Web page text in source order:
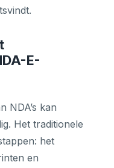
E-
NDA’s kan
Het traditionele
het
en